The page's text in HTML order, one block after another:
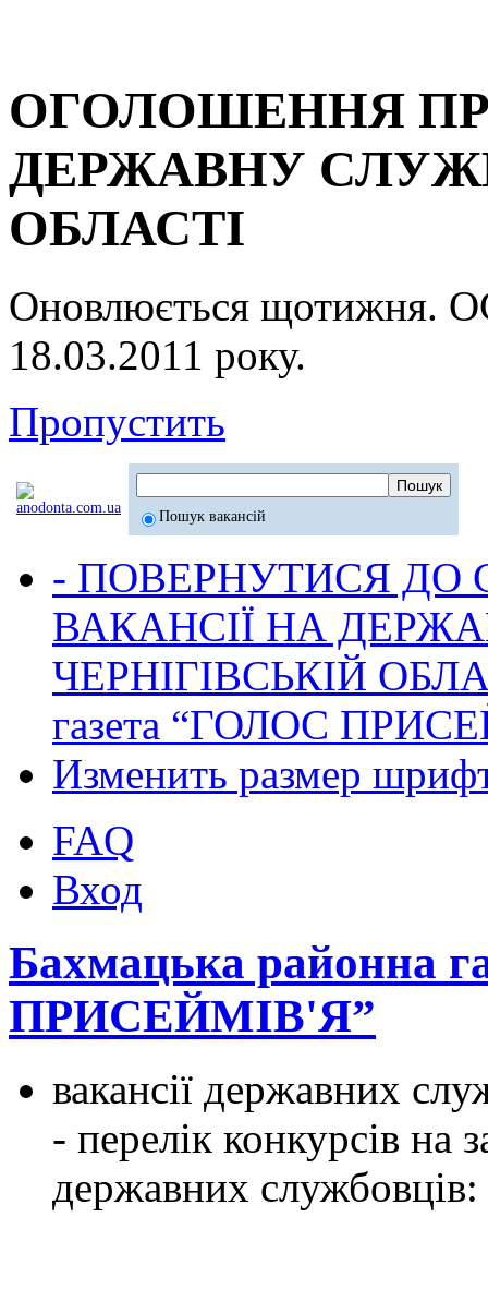
ОГОЛОШЕННЯ
ДЕРЖАВНУ
ОБЛАСТІ
Оновлюється
18.03.2011 року.
Пропустить
Пошук вакансій
- ПОВЕРНУТИСЯ ДО
ВАКАНСІЇ НА
ЧЕРНІГІВСЬКІЙ
газета “ГОЛОС
Изменить размер
FAQ
Вход
Бахмацька районна
ПРИСЕЙМІВ'Я”
вакансії державних
- перелік конкурсів на
державних службовців: